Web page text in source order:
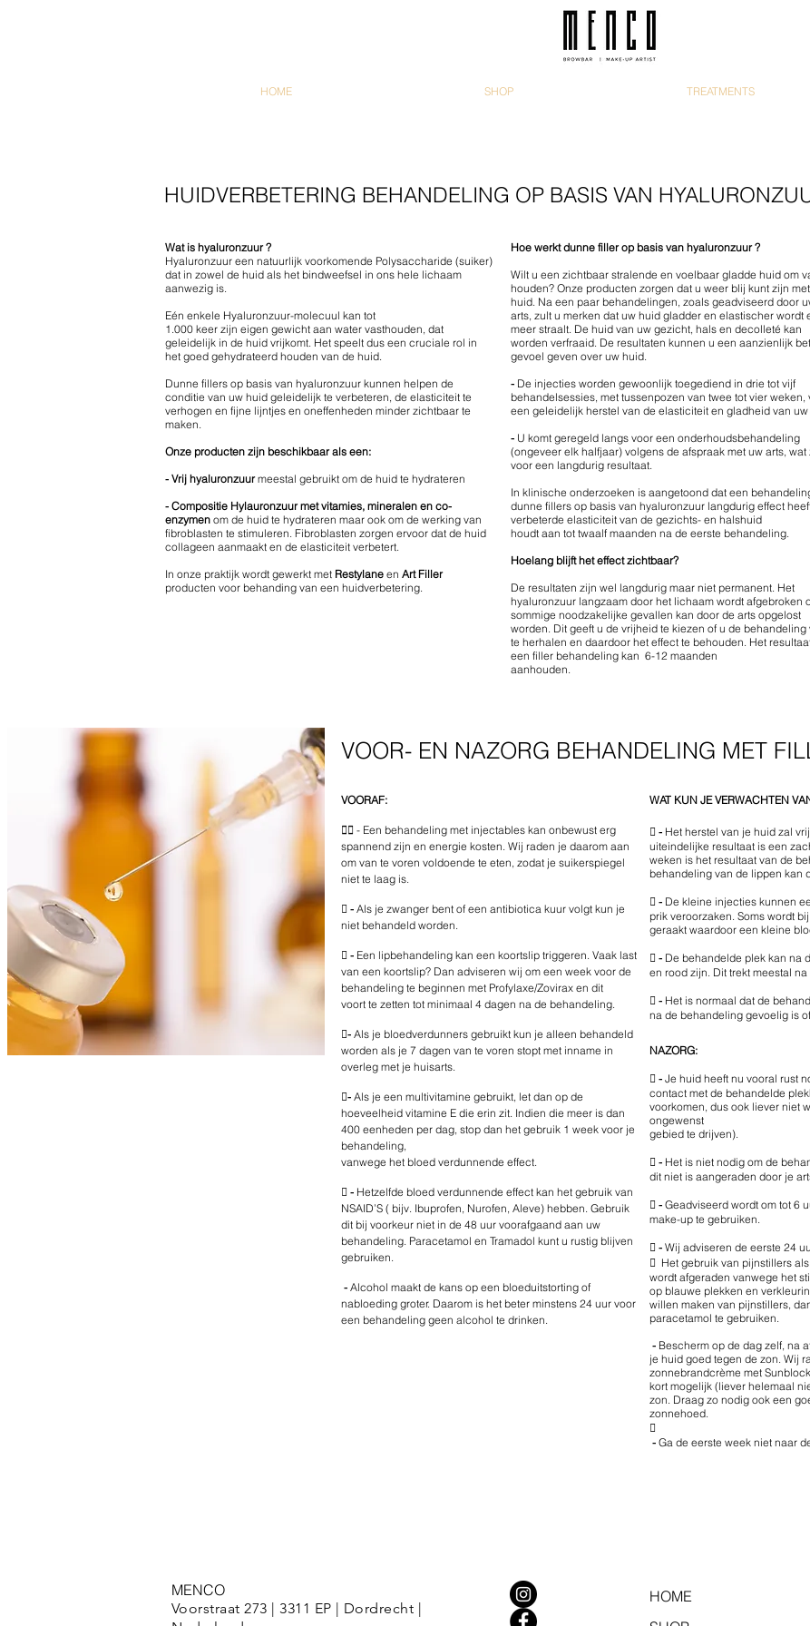
HOME SHOP TREATMENTS
HUIDVERBETERING BEHANDELING OP BASIS VAN
Wat is hyaluronzuur ?
Hyaluronzuur een natuurlijk voorkomende Polysaccharide (suiker)
dat in zowel de huid als het bindweefsel in ons hele lichaam
aanwezig is.
Eén enkele Hyaluronzuur-molecuul kan tot
1.000 keer zijn eigen gewicht aan water vasthouden, dat
geleidelijk in de huid vrijkomt. Het speelt dus een cruciale rol in
het goed gehydrateerd houden van de huid.
Dunne fillers op basis van hyaluronzuur kunnen helpen de
conditie van uw huid geleidelijk te verbeteren, de elasticiteit te
verhogen en fijne lijntjes en oneffenheden minder zichtbaar te
maken.
Onze producten zijn beschikbaar als een:
- Vrij hyaluronzuurmeestal gebruikt om de huid te hydrateren
- Compositie Hylauronzuur met vitamies, mineralen en co-
enzymen om de huid te hydrateren maar ook om de werking van
fibroblasten te stimuleren. Fibroblasten zorgen ervoor dat de huid
collageen aanmaakt en de elasticiteit verbetert.
In onze praktijk wordt gewerkt met Restylane en Art Filler
producten voor behanding van een huidverbetering.
Hoe werkt dunne filler op basis van hyaluronzuur ?
Wilt u een zichtbaar stralende en voelbaar gladde huid om
houden? Onze producten zorgen dat u weer blij kunt zijn
huid. Na een paar behandelingen, zoals geadviseerd door
arts, zult u merken dat uw huid gladder en elastischer wordt
meer straalt. De huid van uw gezicht, hals en decolleté kan
worden verfraaid. De resultaten kunnen u een aanzienlijk
gevoel geven over uw huid.
- De injecties worden gewoonlijk toegediend in drie tot vijf
behandelsessies, met tussenpozen van twee tot vier weken,
een geleidelijk herstel van de elasticiteit en gladheid van
- U komt geregeld langs voor een onderhoudsbehandeling
(ongeveer elk halfjaar) volgens de afspraak met uw arts, wat
voor een langdurig resultaat.
In klinische onderzoeken is aangetoond dat een
dunne fillers op basis van hyaluronzuur langdurig effect
verbeterde elasticiteit van de gezichts- en halshuid
houdt aan tot twaalf maanden na de eerste behandeling.
Hoelang blijft het effect zichtbaar?
De resultaten zijn wel langdurig maar niet permanent. Het
hyaluronzuur langzaam door het lichaam wordt afgebroken
sommige noodzakelijke gevallen kan door de arts opgelost
worden. Dit geeft u de vrijheid te kiezen of u de behandeling
te herhalen en daardoor het effect te behouden. Het
een filler behandeling kan 6-12 maanden
aanhouden.
VOOR- EN NAZORG BEHANDELING MET
VOORAF:
 - Een behandeling met injectables kan onbewust erg
spannend zijn en energie kosten. Wij raden je daarom aan
om van te voren voldoende te eten, zodat je suikerspiegel
niet te laag is.
 - Als je zwanger bent of een antibiotica kuur volgt kun je
niet behandeld worden.
 - Een lipbehandeling kan een koortslip triggeren. Vaak last
van een koortslip? Dan adviseren wij om een week voor de
behandeling te beginnen met Profylaxe/Zovirax en dit
voort te zetten tot minimaal 4 dagen na de behandeling.
- Als je bloedverdunners gebruikt kun je alleen behandeld
worden als je 7 dagen van te voren stopt met inname in
overleg met je huisarts.
- Als je een multivitamine gebruikt, let dan op de
hoeveelheid vitamine E die erin zit. Indien die meer is dan
400 eenheden per dag, stop dan het gebruik 1 week voor je
behandeling,
vanwege het bloed verdunnende effect.
 - Hetzelfde bloed verdunnende effect kan het gebruik van
NSAID’S ( bijv. Ibuprofen, Nurofen, Aleve) hebben. Gebruik
dit bij voorkeur niet in de 48 uur voorafgaand aan uw
behandeling. Paracetamol en Tramadol kunt u rustig blijven
gebruiken.
- Alcohol maakt de kans op een bloeduitstorting of
nabloeding groter. Daarom is het beter minstens 24 uur voor
een behandeling geen alcohol te drinken.
WAT KUN JE VERWACHTEN
 - Het herstel van je huid zal
uiteindelijke resultaat is een
weken is het resultaat van de
behandeling van de lippen kan
 - De kleine injecties kunnen
prik veroorzaken. Soms wordt
geraakt waardoor een kleine
 - De behandelde plek kan na
en rood zijn. Dit trekt meestal na
 - Het is normaal dat de
na de behandeling gevoelig is of
NAZORG:
 - Je huid heeft nu vooral rust
contact met de behandelde
voorkomen, dus ook liever niet
ongewenst
gebied te drijven).
 - Het is niet nodig om de
dit niet is aangeraden door je
 - Geadviseerd wordt om tot 6
make-up te gebruiken.
 - Wij adviseren de eerste 24
 Het gebruik van pijnstillers
wordt afgeraden vanwege het
op blauwe plekken en
willen maken van pijnstillers,
paracetamol te gebruiken.
- Bescherm op de dag zelf, na
je huid goed tegen de zon. Wij
zonnebrandcrème met
kort mogelijk (liever helemaal
zon. Draag zo nodig ook een
zonnehoed.

- Ga de eerste week niet naar
MENCO
Voorstraat 273 | 3311 EP | Dordrecht |
HOME